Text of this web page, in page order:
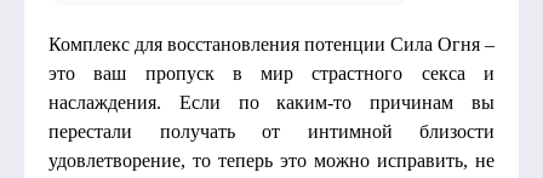
Комплекс для восстановления потенции Сила Огня –
это ваш пропуск в мир страстного секса и
наслаждения. Если по каким-то причинам вы
перестали получать от интимной близости
удовлетворение, то теперь это можно исправить, не